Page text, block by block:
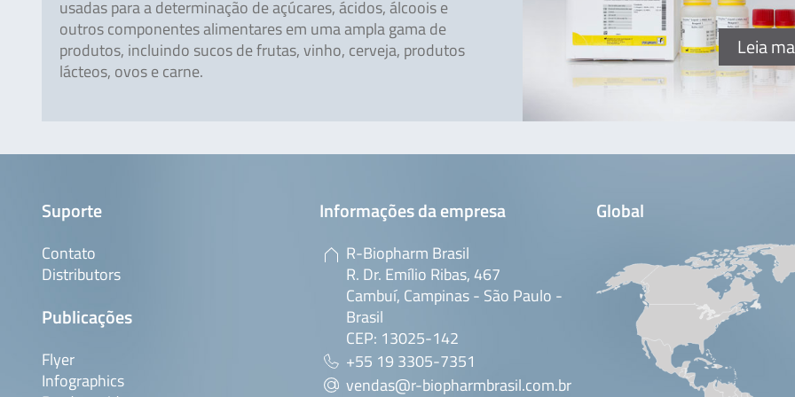
usadas para a determinação de açúcares, ácidos, álcoois e
outros componentes alimentares em uma ampla gama de
produtos, incluindo sucos de frutas, vinho, cerveja, produtos
lácteos, ovos e carne.
Leia
Suporte
Contato
Distributors
Publicações
Flyer
Infographics
Informações da empresa
R-Biopharm Brasil
R. Dr. Emílio Ribas, 467
Cambuí, Campinas - São Paulo -
Brasil
CEP: 13025-142
+55 19 3305-7351
vendas@r-biopharmbrasil.com.br
Global